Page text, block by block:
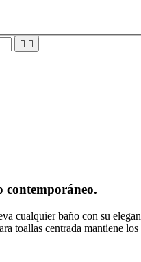
 
contemporáneo.
cualquier baño con su
toallas centrada mantiene